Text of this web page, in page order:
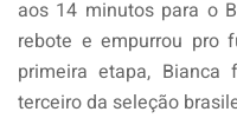
aos 14 minutos para o
rebote e empurrou pro
primeira etapa,
terceiro da seleção